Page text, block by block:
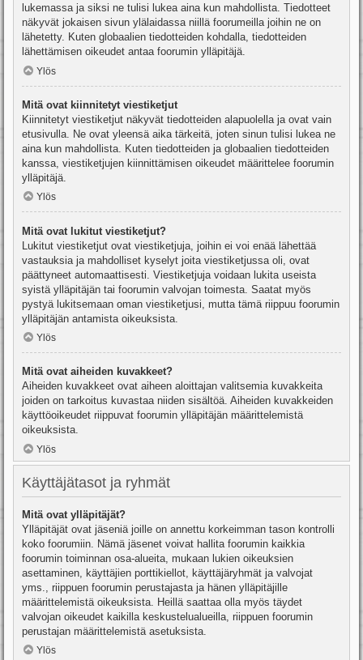
lukemassa ja siksi ne tulisi lukea aina kun mahdollista. Tiedotteet
näkyvät jokaisen sivun ylälaidassa niillä foorumeilla joihin ne on
lähetetty. Kuten globaalien tiedotteiden kohdalla, tiedotteiden
lähettämisen oikeudet antaa foorumin ylläpitäjä.
Ylös
Mitä ovat kiinnitetyt viestiketjut
Kiinnitetyt viestiketjut näkyvät tiedotteiden alapuolella ja ovat vain
etusivulla. Ne ovat yleensä aika tärkeitä, joten sinun tulisi lukea ne
aina kun mahdollista. Kuten tiedotteiden ja globaalien tiedotteiden
kanssa, viestiketjujen kiinnittämisen oikeudet määrittelee foorumin
ylläpitäjä.
Ylös
Mitä ovat lukitut viestiketjut?
Lukitut viestiketjut ovat viestiketjuja, joihin ei voi enää lähettää
vastauksia ja mahdolliset kyselyt joita viestiketjussa oli, ovat
päättyneet automaattisesti. Viestiketjuja voidaan lukita useista
syistä ylläpitäjän tai foorumin valvojan toimesta. Saatat myös
pystyä lukitsemaan oman viestiketjusi, mutta tämä riippuu foorumin
ylläpitäjän antamista oikeuksista.
Ylös
Mitä ovat aiheiden kuvakkeet?
Aiheiden kuvakkeet ovat aiheen aloittajan valitsemia kuvakkeita
joiden on tarkoitus kuvastaa niiden sisältöä. Aiheiden kuvakkeiden
käyttöoikeudet riippuvat foorumin ylläpitäjän määrittelemistä
oikeuksista.
Ylös
Käyttäjätasot ja ryhmät
Mitä ovat ylläpitäjät?
Ylläpitäjät ovat jäseniä joille on annettu korkeimman tason kontrolli
koko foorumiin. Nämä jäsenet voivat hallita foorumin kaikkia
foorumin toiminnan osa-alueita, mukaan lukien oikeuksien
asettaminen, käyttäjien porttikiellot, käyttäjäryhmät ja valvojat
yms., riippuen foorumin perustajasta ja hänen ylläpitäjille
määrittelemistä oikeuksista. Heillä saattaa olla myös täydet
valvojan oikeudet kaikilla keskustelualueilla, riippuen foorumin
perustajan määrittelemistä asetuksista.
Ylös